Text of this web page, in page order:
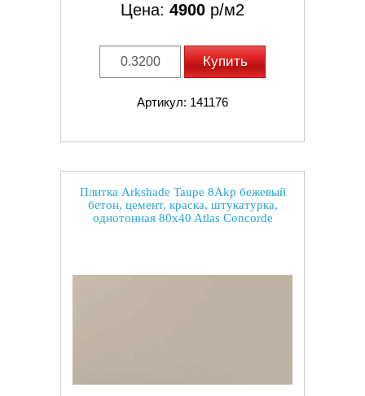
Цена: 4900 р/м2
Купить
Артикул: 141176
Плитка Arkshade Taupe 8Akp бежевый
бетон, цемент, краска, штукатурка,
однотонная 80x40 Atlas Concorde